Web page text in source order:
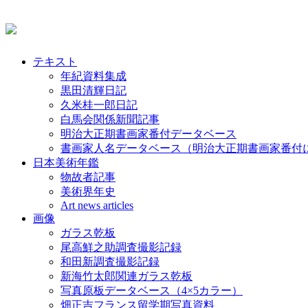
テキスト
年紀資料集成
黒田清輝日記
久米桂一郎日記
白馬会関係新聞記事
明治大正期書画家番付データベース
書画家人名データベース（明治大正期書画家番付
日本美術年鑑
物故者記事
美術界年史
Art news articles
画像
ガラス乾板
尾高鮮之助調査撮影記録
和田新調査撮影記録
新海竹太郎関連ガラス乾板
写真原板データベース（4×5カラー）
畑正吉フランス留学期写真資料